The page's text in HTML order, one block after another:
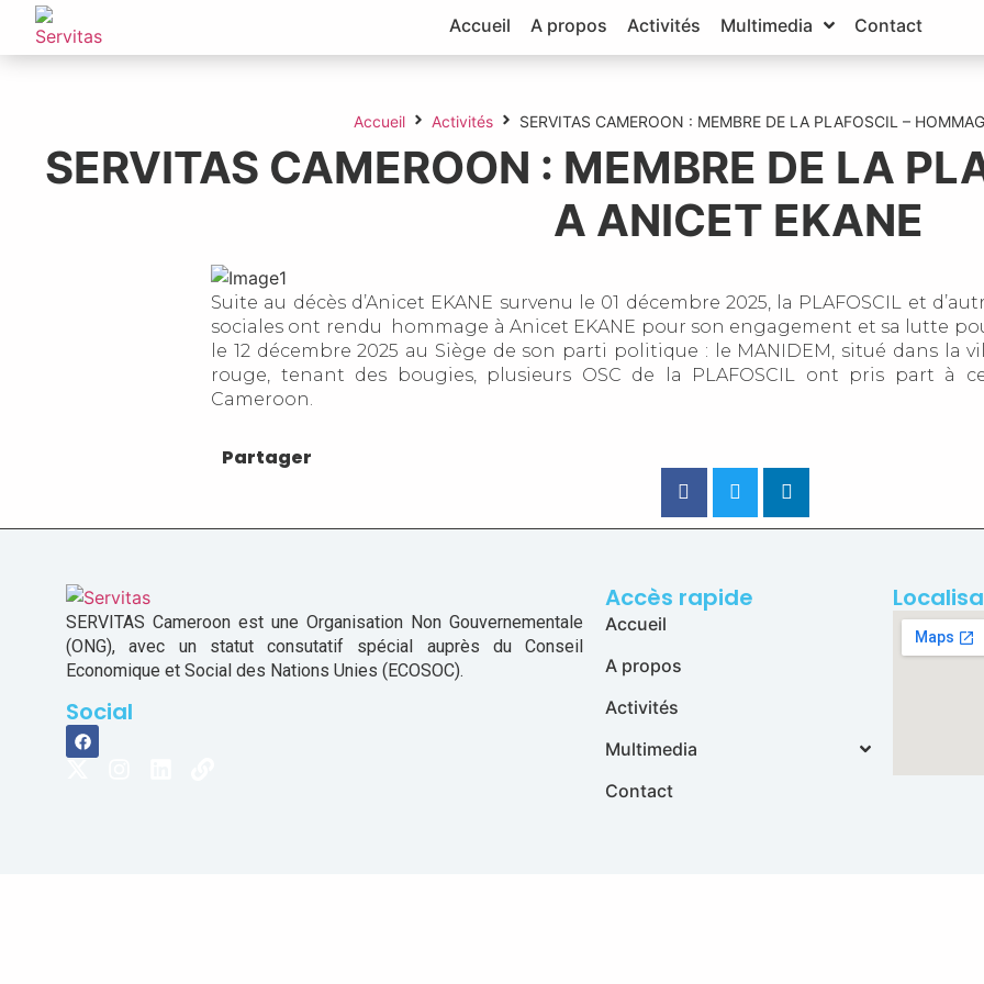
Accueil A propos Activités Multimedia Contact
Accueil Activités SERVITAS CAMEROON : MEMBRE DE LA PLAFOSCIL –
SERVITAS CAMEROON : MEMBRE DE LA
A ANICET EKANE
Suite au décès d’Anicet EKANE survenu le 01 décembre 2025, la PLAFOSCIL et
sociales ont rendu hommage à Anicet EKANE pour son engagement et sa lutte
le 12 décembre 2025 au Siège de son parti politique : le MANIDEM, situé dans la
rouge, tenant des bougies, plusieurs OSC de la PLAFOSCIL ont pris part à
Cameroon.
Partager
SERVITAS Cameroon est une Organisation Non Gouvernementale
(ONG), avec un statut consutatif spécial auprès du Conseil
Economique et Social des Nations Unies (ECOSOC).
Social
Accès rapide
Accueil
A propos
Activités
Multimedia
Contact